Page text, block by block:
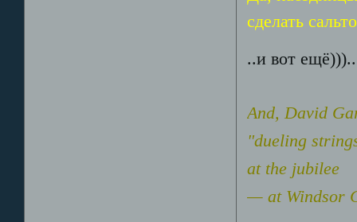
сделать
..и вот ещё)))..
And, David
"dueling
at the jubilee
— at Windsor